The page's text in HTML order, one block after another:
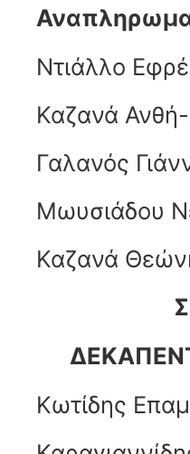
Ντιάλλο
Καζανά
Γαλανός
Μωυσιάδου
Καζανά
Κωτίδης